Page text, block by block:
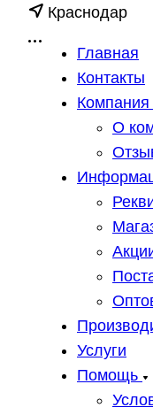
Краснодар
Главная
Контакты
Компания
О
Услуги
Помощь